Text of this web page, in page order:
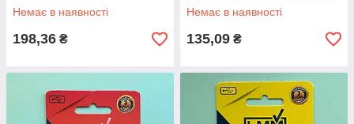
Немає в наявності
198,36 ₴
Немає в наявності
135,09 ₴